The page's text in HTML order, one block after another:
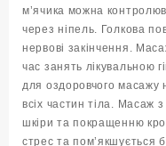
м’ячика можна
через ніпель. Голкова
нервові закінчення.
час занять лікувальною
для оздоровчого масажу
всіх частин тіла. Масаж
шкіри та покращенню
стрес та пом’якшується